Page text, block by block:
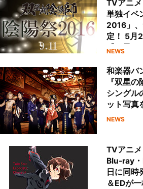
TVアニメ
単独イベ
2016」
定！ 5月
『双星の
輔が出演
NEWS
和楽器バ
『双星
シングル
ット写真
NEWS
TVアニメ
Blu-ray
日に同時
＆EDが